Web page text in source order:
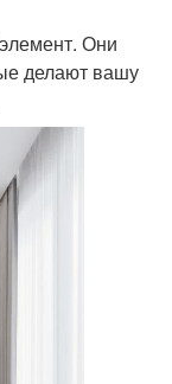
Они
делают вашу